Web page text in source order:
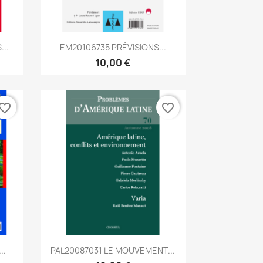
Aperçu rapide
EM20106735 PRÉVISIONS...
10,00 €
Aperçu rapide
PAL20087031 LE MOUVEMENT...
favorite_border